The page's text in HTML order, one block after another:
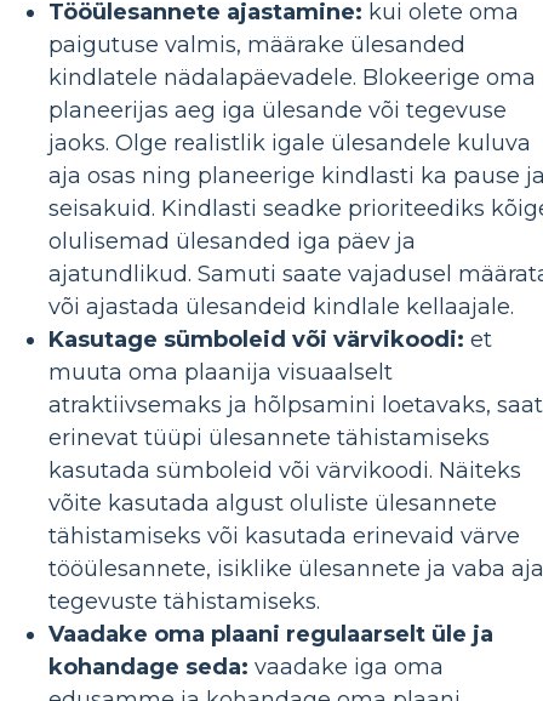
Tööülesannete ajastamine: kui olete oma
paigutuse valmis, määrake ülesanded
kindlatele nädalapäevadele. Blokeerige oma
planeerijas aeg iga ülesande või tegevuse
jaoks. Olge realistlik igale ülesandele kuluva
aja osas ning planeerige kindlasti ka pause
seisakuid. Kindlasti seadke prioriteediks
olulisemad ülesanded iga päev ja
ajatundlikud. Samuti saate vajadusel
või ajastada ülesandeid kindlale kellaajale.
Kasutage sümboleid või värvikoodi: et
muuta oma plaanija visuaalselt
atraktiivsemaks ja hõlpsamini loetavaks,
erinevat tüüpi ülesannete tähistamiseks
kasutada sümboleid või värvikoodi. Näiteks
võite kasutada algust oluliste ülesannete
tähistamiseks või kasutada erinevaid värve
tööülesannete, isiklike ülesannete ja vaba aja
tegevuste tähistamiseks.
Vaadake oma plaani regulaarselt üle ja
kohandage seda: vaadake iga oma